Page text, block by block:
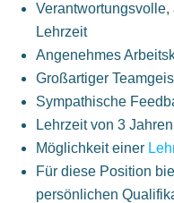
Lehrzeit
Angenehmes
Großartiger
Sympathische
Lehrzeit von 3 Jahren
Möglichkeit einer
Für diese Position
persönlichen